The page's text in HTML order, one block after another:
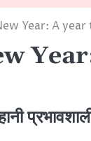
Year: A